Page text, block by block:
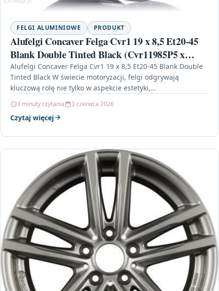
FELGI ALUMINIOWE PRODUKT
Alufelgi Concaver Felga Cvr1 19 x 8,5 Et20-45
Blank Double Tinted Black (Cvr11985P5 x
2072Dtb)
Alufelgi Concaver Felga Cvr1 19 x 8,5 Et20-45 Blank Double
Tinted Black W świecie motoryzacji, felgi odgrywają
kluczową rolę nie tylko w aspekcie estetyki,…
3 minuty czytania 3 czerwca 2026
Czytaj więcej